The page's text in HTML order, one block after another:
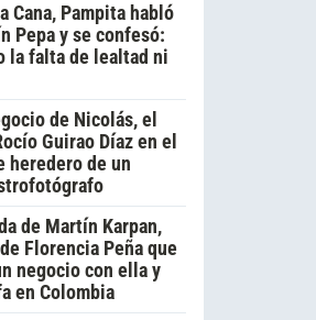
Cana, Pampita habló
Pepa y se confesó:
la falta de lealtad ni
de Nicolás, el
Guirao Díaz en el
heredero de un
de Martín Karpan,
Florencia Peña que
negocio con ella y
en Colombia